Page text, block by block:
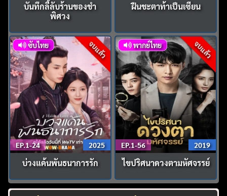
บันทึกลี้ลับร้านของชำ
พิศวง
ฝืนชะตาท้าเป็นเซียน
จบแล้ว
ซับไทย
EP.1-24 2025
บ่วงแค้นพันธนาการรัก
จบแล้ว
พากย์ไทย
EP.1-56 2019
ไขปริศนาดวงตามหัศจรรย์